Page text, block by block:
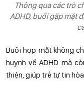
Thông qua các trò
ADHD, buổi gặp mặt
Buổi họp mặt không
huynh về ADHD mà
thiện, giúp trẻ tự tin